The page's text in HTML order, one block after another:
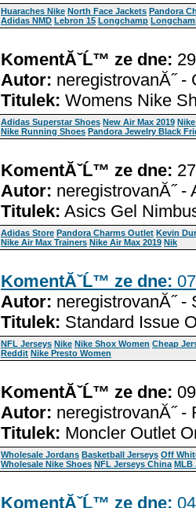
Huaraches Nike North Face Jackets Pandora
Adidas NMD Lebron 15 Longchamp
KomentĂˇĹ™ ze dne:
Autor: neregistrovanĂ˝
Titulek: Womens Nike
Adidas Superstar Shoes New Air Max 2019
Nike Running Shoes Pandora Jewelry Black
KomentĂˇĹ™ ze dne:
Autor: neregistrovanĂ˝
Titulek: Asics Gel
Adidas Store Pandora Charms Outlet Kevin
Nike Air Max Trainers Nike Air Max 2019 Nik
KomentĂˇĹ™ ze dne:
Autor: neregistrovanĂ˝
Titulek: Standard Issue
NFL Jerseys Nike Nike Shox Women Cheap
Reddit Nike Presto Women
KomentĂˇĹ™ ze dne:
Autor: neregistrovanĂ˝
Titulek: Moncler Outlet
Wholesale Jordans Basketball Jerseys Off
Wholesale Nike Shoes NFL Jerseys China MLB
KomentĂˇĹ™ ze dne: